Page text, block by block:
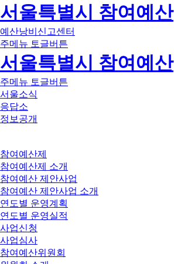
서울특별시 참여예산
예산낭비신고센터
주메뉴 토글버튼
서울특별시 참여예산
주메뉴 토글버튼
서울소식
응답소
정보공개
참여예산제
참여예산제 소개
참여예산 제안사업
참여예산 제안사업 소개
연도별 운영계획
연도별 운영실적
사업신청
사업심사
참여예산위원회